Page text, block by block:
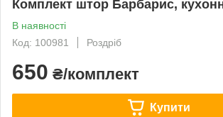
Комплект штор Барбарис,
В наявності
Код: 100981
Роздріб
650 ₴/комплект
Купити